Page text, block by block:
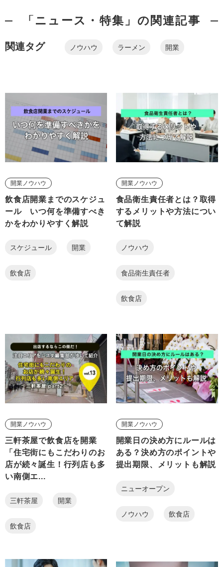
「ニュース・特集」の関連記事
関連タグ ノウハウ ラーメン 開業
開業ノウハウ
飲食店開業までのスケジュ
ール いつ何を準備すべき
かをわかりやすく解説
スケジュール 開業
飲食店
開業ノウハウ
食品衛生責任者とは？取得
するメリットや方法につい
て解説
ノウハウ
食品衛生責任者
飲食店
開業ノウハウ
三軒茶屋で飲食店を開業
「住宅街にもこだわりのお
店が続々誕生！行列店も多
い南側エ...
三軒茶屋 開業
飲食店
開業ノウハウ
開業日の決め方にルールは
ある？決め方のポイントや
提出期限、メリットも解説
ニューオープン
ノウハウ 飲食店